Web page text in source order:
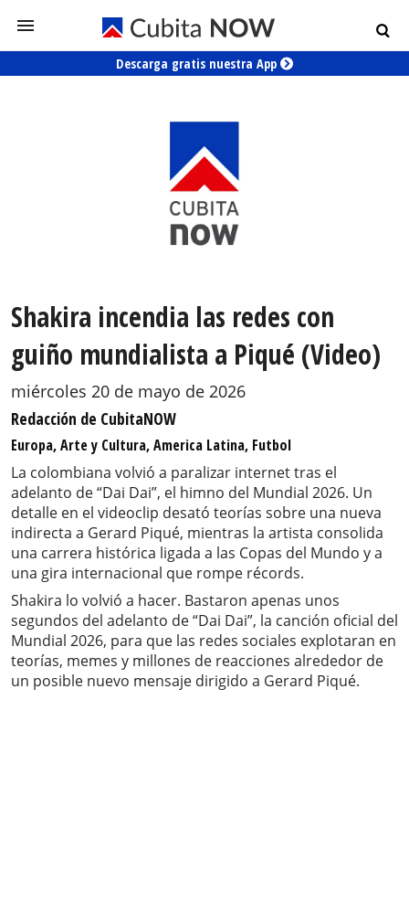
Descarga gratis nuestra App
Shakira incendia las redes con
guiño mundialista a Piqué (Video)
miércoles 20 de mayo de 2026
Redacción de CubitaNOW
Europa, Arte y Cultura, America Latina, Futbol
La colombiana volvió a paralizar internet tras el
adelanto de “Dai Dai”, el himno del Mundial 2026. Un
detalle en el videoclip desató teorías sobre una nueva
indirecta a Gerard Piqué, mientras la artista consolida
una carrera histórica ligada a las Copas del Mundo y a
una gira internacional que rompe récords.
Shakira lo volvió a hacer. Bastaron apenas unos
segundos del adelanto de “Dai Dai”, la canción oficial del
Mundial 2026, para que las redes sociales explotaran en
teorías, memes y millones de reacciones alrededor de
un posible nuevo mensaje dirigido a Gerard Piqué.